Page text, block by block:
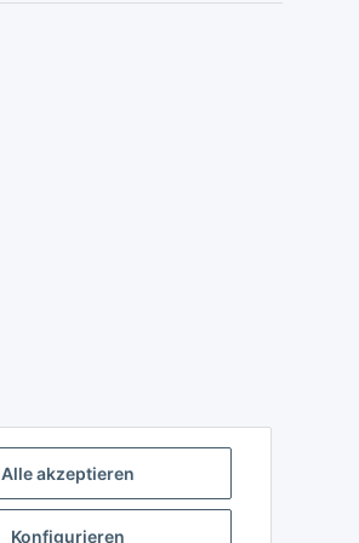
Alle akzeptieren
Konfigurieren